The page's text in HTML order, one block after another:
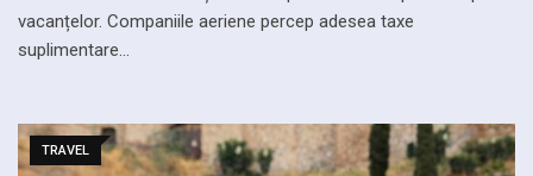
vacanțelor. Companiile aeriene percep adesea taxe
suplimentare…
TRAVEL